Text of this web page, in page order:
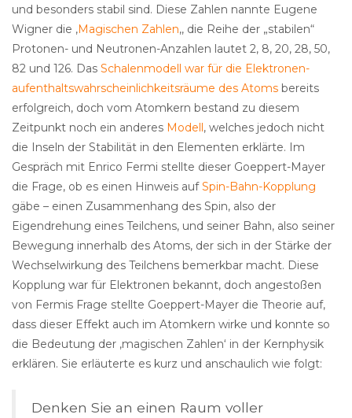
und besonders stabil sind. Diese Zahlen nannte Eugene
Wigner die ‚Magischen Zahlen‚, die Reihe der „stabilen“
Protonen- und Neutronen-Anzahlen lautet 2, 8, 20, 28, 50,
82 und 126. Das Schalenmodell war für die Elektronen-
aufenthaltswahrscheinlichkeitsräume des Atoms bereits
erfolgreich, doch vom Atomkern bestand zu diesem
Zeitpunkt noch ein anderes Modell, welches jedoch nicht
die Inseln der Stabilität in den Elementen erklärte. Im
Gespräch mit Enrico Fermi stellte dieser Goeppert-Mayer
die Frage, ob es einen Hinweis aufSpin-Bahn-Kopplung
gäbe – einen Zusammenhang des Spin, also der
Eigendrehung eines Teilchens, und seiner Bahn, also seiner
Bewegung innerhalb des Atoms, der sich in der Stärke der
Wechselwirkung des Teilchens bemerkbar macht. Diese
Kopplung war für Elektronen bekannt, doch angestoßen
von Fermis Frage stellte Goeppert-Mayer die Theorie auf,
dass dieser Effekt auch im Atomkern wirke und konnte so
die Bedeutung der ‚magischen Zahlen‘ in der Kernphysik
erklären. Sie erläuterte es kurz und anschaulich wie folgt:
Denken Sie an einen Raum voller